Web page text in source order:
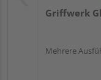
Griffwerk
Mehrere